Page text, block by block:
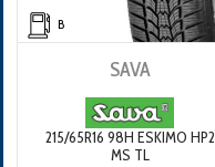
B
SAVA
215/65R16 98H ESKIMO HP2
MS TL